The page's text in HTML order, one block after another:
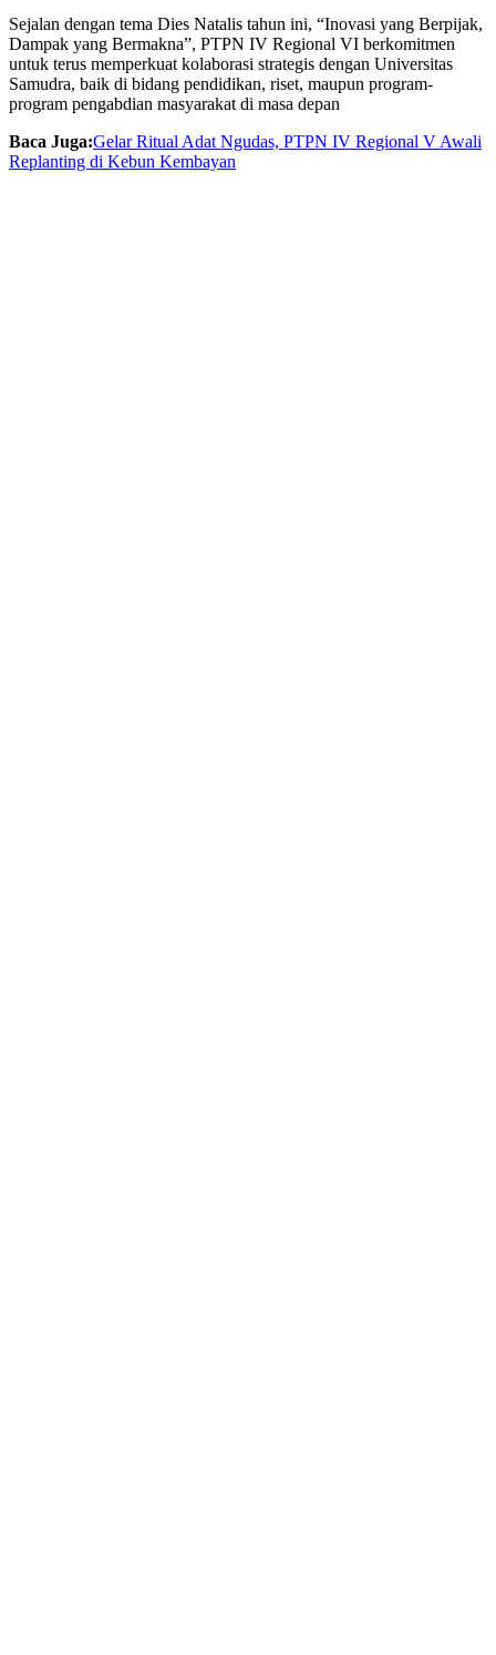
Sejalan dengan tema Dies Natalis tahun ini, “Inovasi yang Berpijak,
Dampak yang Bermakna”, PTPN IV Regional VI berkomitmen
untuk terus memperkuat kolaborasi strategis dengan Universitas
Samudra, baik di bidang pendidikan, riset, maupun program-
program pengabdian masyarakat di masa depan
Baca Juga:Gelar Ritual Adat Ngudas, PTPN IV Regional V Awali
Replanting di Kebun Kembayan